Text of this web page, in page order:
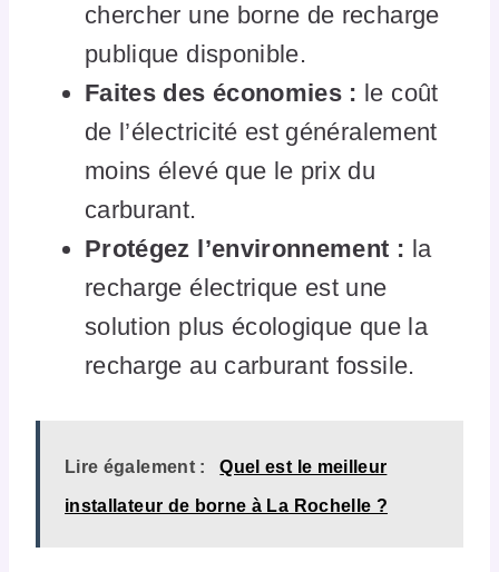
chercher une borne de recharge
publique disponible.
Faites des économies : le coût
de l’électricité est généralement
moins élevé que le prix du
carburant.
Protégez l’environnement : la
recharge électrique est une
solution plus écologique que la
recharge au carburant fossile.
Lire également : Quel est le meilleur
installateur de borne à La Rochelle ?